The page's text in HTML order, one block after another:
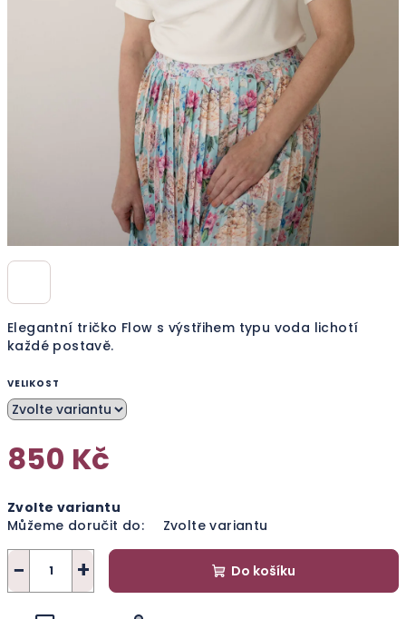
Elegantní tričko Flow s výstřihem typu voda lichotí
každé postavě.
VELIKOST
850 Kč
cena:
Zvolte variantu
Můžeme doručit do:
Zvolte variantu
+
− Do košíku